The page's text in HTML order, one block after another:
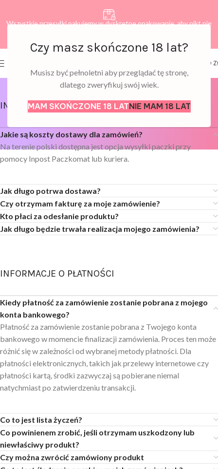
Czy masz skończone 18 lat?
Musisz być pełnoletni aby przeglądać tę stronę,
dlatego zweryfikuj swój wiek.
MAM SKOŃCZONE 18 LATNIE MAM 18 LAT
Wszystkie przesyłki pakujemy w dyskretne opakowanie, aby nikt nie
0,00
FAQ
Home FAQ
INFORMACJE O ZAKUPACH
Jakie są koszty dostawy dla zamówień?
Na terenie polski dostępna jest opcja wysyłki paczki przy
pomocy Inpost Paczkomat lub kuriera.
Jak długo potrwa dostawa?
Czy otrzymam fakturę za moje zamówienie?
Kto płaci za odesłanie produktu?
Jak długo będzie trwała realizacja mojego zamówienia?
INFORMACJE O PŁATNOŚCI
Kiedy płatność za zamówienie zostanie pobrana z mojego
konta bankowego?
Płatność za zamówienie zostanie pobrana z Twojego konta
bankowego w momencie finalizacji zamówienia. Proces ten może
różnić się w zależności od wybranej metody płatności. Dla
płatności elektronicznych, takich jak przelewy internetowe czy
płatności kartą, środki zazwyczaj są pobierane niemal
natychmiast po zatwierdzeniu transakcji.
Co to jest lista życzeń?
Co powinienem zrobić, jeśli otrzymam uszkodzony lub
niewłaściwy produkt?
Czy można zwrócić zamówiony produkt